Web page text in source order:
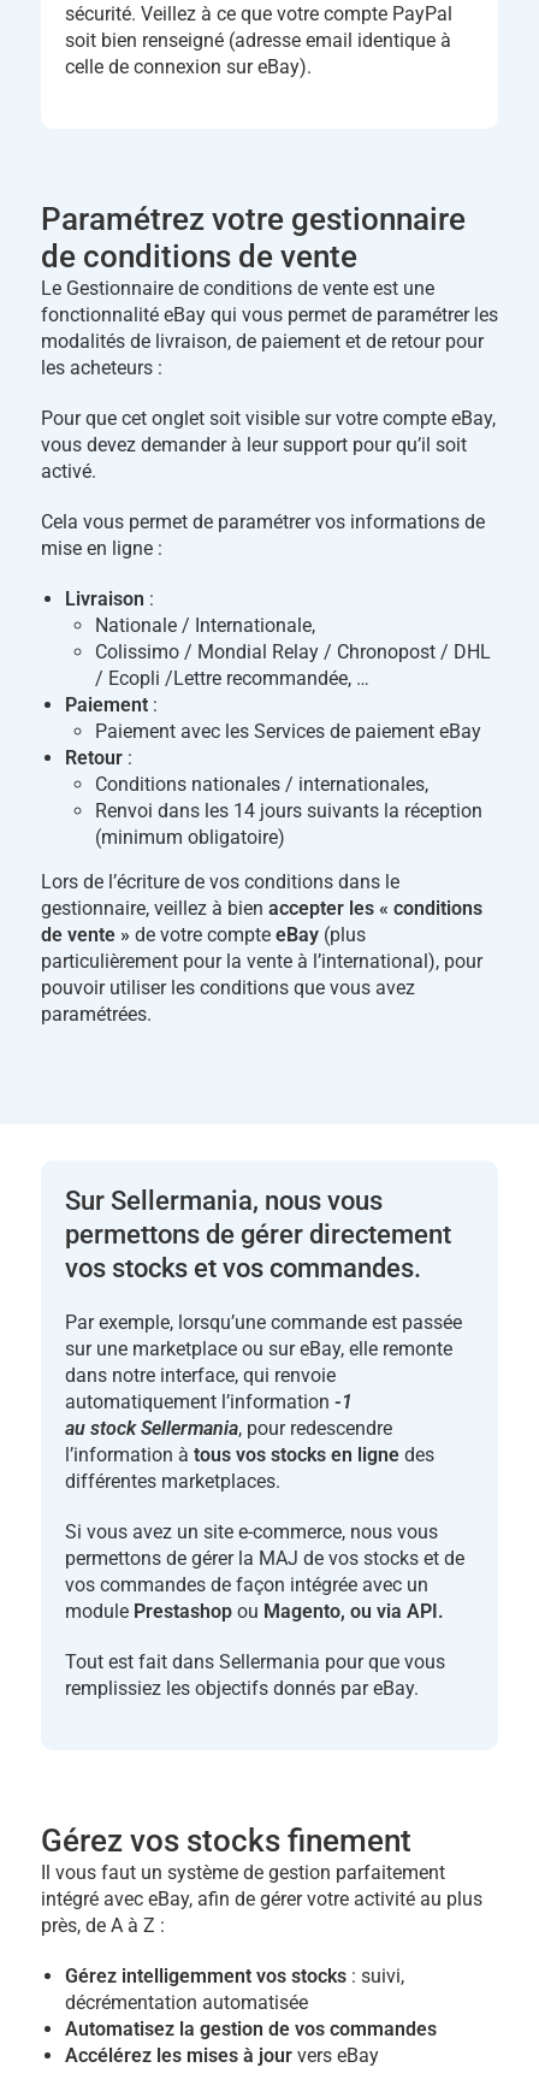
Paramétrez votre gestionnaire
de conditions de vente
Le Gestionnaire de conditions de vente est une
fonctionnalité eBay qui vous permet de paramétrer les
modalités de livraison, de paiement et de retour pour
les acheteurs :
Pour que cet onglet soit visible sur votre compte eBay,
vous devez demander à leur support pour qu’il soit
activé.
Cela vous permet de paramétrer vos informations de
mise en ligne :
Livraison :
Nationale / Internationale,
Colissimo / Mondial Relay / Chronopost / DHL
/ Ecopli /Lettre recommandée, …
Paiement:
Paiement avec les Services de paiement eBay
Retour:
Conditions nationales / internationales,
Renvoi dans les 14 jours suivants la réception
(minimum obligatoire)
Lors de l’écriture de vos conditions dans le
gestionnaire, veillez à bien accepter les « conditions
de vente » de votre compte eBay(plus
particulièrement pour la vente à l’international), pour
pouvoir utiliser les conditions que vous avez
paramétrées.
sécurité. Veillez à ce que votre compte PayPal
soit bien renseigné (adresse email identique à
celle de connexion sur eBay).
Gérez vos stocks finement
Il vous faut un système de gestion parfaitement
intégré avec eBay, afin de gérer votre activité au plus
près, de A à Z :
Gérez intelligemment vos stocks: suivi,
décrémentation automatisée
Automatisez la gestion de vos commandes
Accélérez les mises à jourvers eBay
Sur Sellermania, nous vous
permettons de gérer directement
vos stocks et vos commandes.
Par exemple, lorsqu’une commande est passée
sur une marketplace ou sur eBay, elle remonte
dans notre interface, qui renvoie
automatiquement l’information -1
au stock Sellermania, pour redescendre
l’information à tous vos stocks en lignedes
différentes marketplaces.
Si vous avez un site e-commerce, nous vous
permettons de gérer la MAJ de vos stocks et de
vos commandes de façon intégrée avec un
module Prestashopou Magento, ou via API.
Tout est fait dans Sellermania pour que vous
remplissiez les objectifs donnés par eBay.